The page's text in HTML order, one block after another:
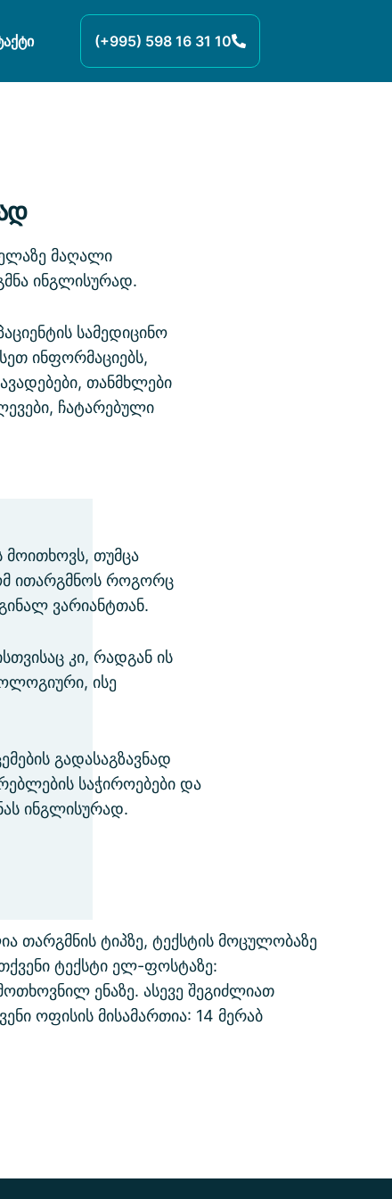
(+995) 598 16 31 10
მაღალი
ინგლისურად.
სამედიცინო
ინფორმაციებს,
თანმხლები
ჩატარებული
მოითხოვს, თუმცა
ითარგმნოს როგორც
ვარიანტთან.
კი, რადგან ის
ისე
გადასაგზავნად
საჭიროებები და
ინგლისურად.
თარგმნის ტიპზე, ტექსტის მოცულობაზე
ტექსტი ელ-ფოსტაზე:
ენაზე. ასევე შეგიძლიათ
ოფისის მისამართია: 14 მერაბ